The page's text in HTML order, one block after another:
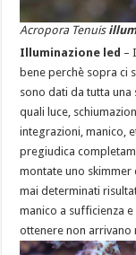
Acropora Tenuis
Illuminazione led –
bene perchè sopra ci
sono dati da tutta
quali luce,
integrazioni, manico,
pregiudica
montate uno
mai determinati
manico a sufficienza
ottenere non arrivano